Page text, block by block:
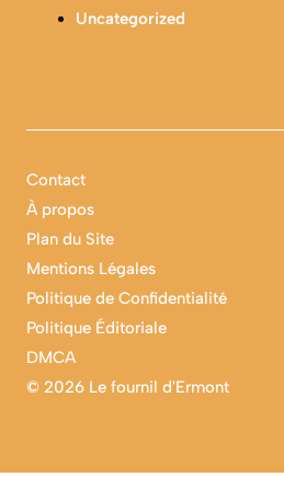
Uncategorized
© 2026 Le fournil d'Ermont
Contact
À propos
Plan du Site
Mentions Légales
Politique de Confidentialité
Politique Éditoriale
DMCA